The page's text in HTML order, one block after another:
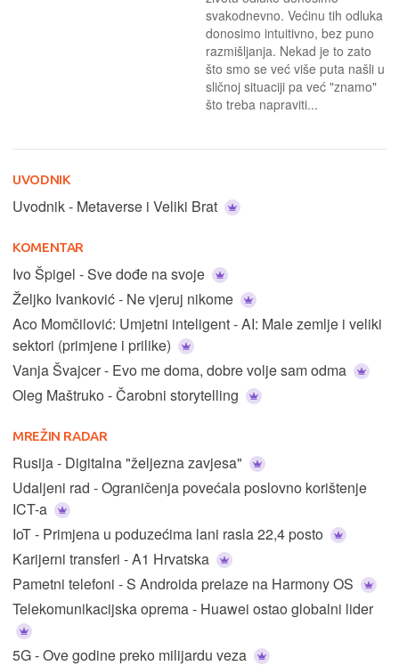
svakodnevno. Većinu tih odluka
donosimo intuitivno, bez puno
razmišljanja. Nekad je to zato
što smo se već više puta našli u
sličnoj situaciji pa već "znamo"
što treba napraviti...
UVODNIK
Uvodnik - Metaverse i Veliki Brat
KOMENTAR
Ivo Špigel - Sve dođe na svoje
Željko Ivanković - Ne vjeruj nikome
Aco Momčilović: Umjetni inteligent - AI: Male zemlje i veliki
sektori (primjene i prilike)
Vanja Švajcer - Evo me doma, dobre volje sam odma
Oleg Maštruko - Čarobni storytelling
MREŽIN RADAR
Rusija - Digitalna "željezna zavjesa"
Udaljeni rad - Ograničenja povećala poslovno korištenje
ICT-a
IoT - Primjena u poduzećima lani rasla 22,4 posto
Karijerni transferi - A1 Hrvatska
Pametni telefoni - S Androida prelaze na Harmony OS
Telekomunikacijska oprema - Huawei ostao globalni lider
5G - Ove godine preko milijardu veza